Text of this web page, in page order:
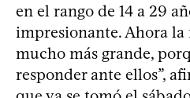
en el rango de 14 a 29
impresionante. Ahora la
mucho más grande,
responder ante ellos”,